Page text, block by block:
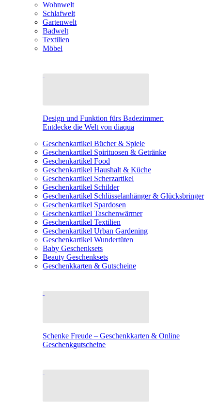
Wohnwelt
Schlafwelt
Gartenwelt
Badwelt
Textilien
Möbel
Design und Funktion fürs Badezimmer:
Entdecke die Welt von diaqua
Geschenkartikel Bücher & Spiele
Geschenkartikel Spirituosen & Getränke
Geschenkartikel Food
Geschenkartikel Haushalt & Küche
Geschenkartikel Scherzartikel
Geschenkartikel Schilder
Geschenkartikel Schlüsselanhänger & Glücksbringer
Geschenkartikel Spardosen
Geschenkartikel Taschenwärmer
Geschenkartikel Textilien
Geschenkartikel Urban Gardening
Geschenkartikel Wundertüten
Baby Geschenksets
Beauty Geschenksets
Geschenkkarten & Gutscheine
Schenke Freude – Geschenkkarten & Online
Geschenkgutscheine